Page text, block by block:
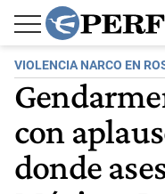
VIOLENCIA NARCO EN
con
donde